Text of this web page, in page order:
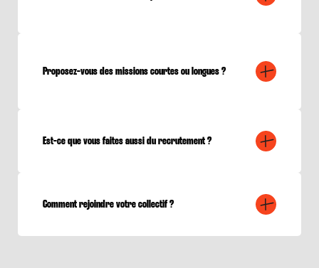
Proposez-vous des missions courtes ou longues ?
Est-ce que vous faites aussi du recrutement ?
Comment rejoindre votre collectif ?